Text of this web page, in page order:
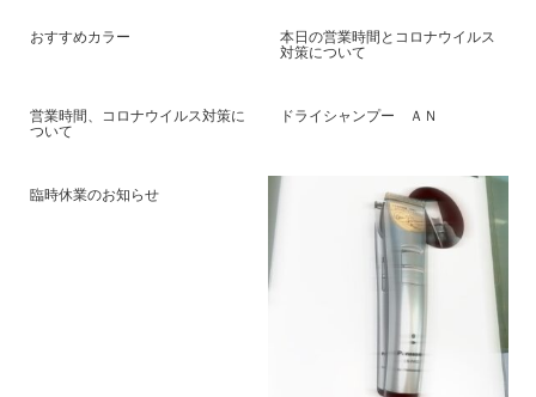
おすすめカラー
本日の営業時間とコロナウイルス
対策について
営業時間、コロナウイルス対策に
ついて
ドライシャンプー ＡＮ
臨時休業のお知らせ